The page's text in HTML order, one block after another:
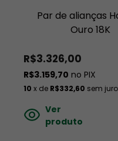
Par de alianças
Ouro 18K
R$3.326,00
R$3.159,70 no PIX
10 x de R$332,60 sem
Ver
produto